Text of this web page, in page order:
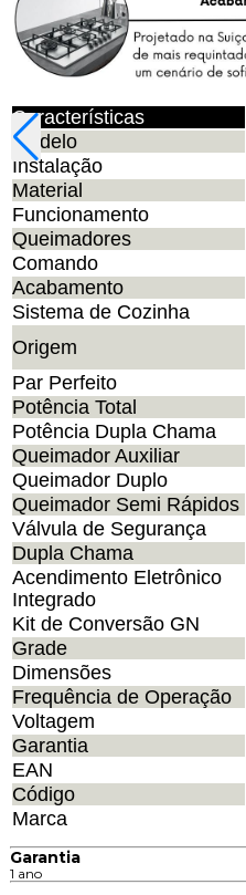
Características
Modelo
Instalação
Material
Funcionamento
Queimadores
Comando
Acabamento
Sistema de Cozinha
Origem
Par Perfeito
Potência Total
Potência Dupla Chama
Queimador Auxiliar
Queimador Duplo
Queimador Semi Rápidos
Válvula de Segurança
Dupla Chama
Acendimento Eletrônico
Integrado
Kit de Conversão GN
Grade
Dimensões
Frequência de Operação
Voltagem
Garantia
EAN
Código
Marca
Garantia
1 ano